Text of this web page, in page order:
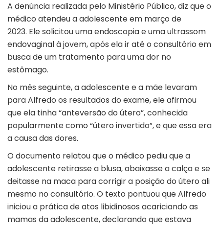
A denúncia realizada pelo Ministério Público, diz que o
médico atendeu a adolescente em março de
2023. Ele solicitou uma endoscopia e uma ultrassom
endovaginal à jovem, após ela ir até o consultório em
busca de um tratamento para uma dor no
estômago.
No mês seguinte, a adolescente e a mãe levaram
para Alfredo os resultados do exame, ele afirmou
que ela tinha “anteversão do útero”, conhecida
popularmente como “útero invertido”, e que essa era
a causa das dores.
O documento relatou que o médico pediu que a
adolescente retirasse a blusa, abaixasse a calça e se
deitasse na maca para corrigir a posição do útero ali
mesmo no consultório. O texto pontuou que Alfredo
iniciou a prática de atos libidinosos acariciando as
mamas da adolescente, declarando que estava